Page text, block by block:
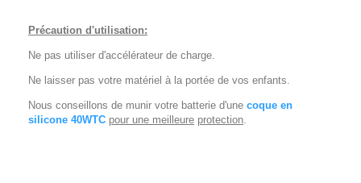
Précaution d'utilisation:
Ne pas utiliser d'accélérateur de charge.
Ne laisser pas votre matériel à la portée de vos enfants.
Nous conseillons de munir votre batterie d'une coque en
silicone 40WTC pour une meilleure protection.